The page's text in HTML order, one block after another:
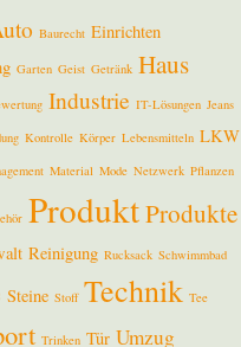
Baurecht Einrichten
Garten Geist Getränk Haus
Industrie IT-Lösungen Jeans
Kontrolle Körper Lebensmitteln LKW
Material Mode Netzwerk Pflanzen
ProduktProdukte
Reinigung Rucksack Schwimmbad
Steine Stoff Technik Tee
Trinken Tür Umzug